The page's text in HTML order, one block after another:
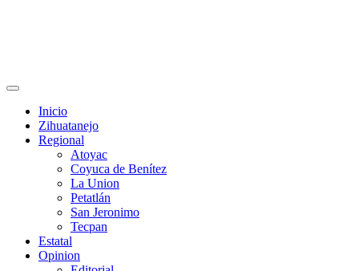
Primary
Inicio
Zihuatanejo
Regional
Atoyac
Coyuca de Benítez
La Union
Petatlán
San Jeronimo
Tecpan
Estatal
Opinion